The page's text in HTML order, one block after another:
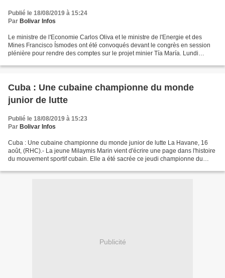
Publié le 18/08/2019 à 15:24
Par Bolivar Infos
Le ministre de l'Economie Carlos Oliva et le ministre de l'Energie et des
Mines Francisco Ísmodes ont été convoqués devant le congrès en session
plénière pour rendre des comptes sur le projet minier Tía María. Lundi
Cuba : Une cubaine championne du monde
junior de lutte
Publié le 18/08/2019 à 15:23
Par Bolivar Infos
Cuba : Une cubaine championne du monde junior de lutte La Havane, 16
août, (RHC).- La jeune Milaymis Marin vient d'écrire une page dans l'histoire
du mouvement sportif cubain. Elle a été sacrée ce jeudi championne du
Publicité